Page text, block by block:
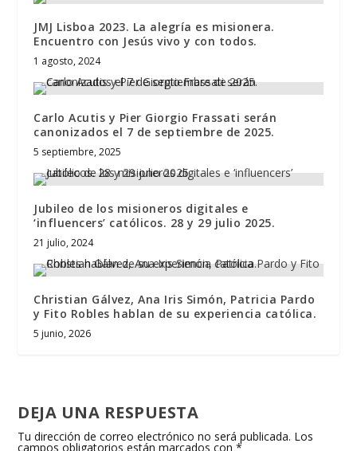
JMJ Lisboa 2023. La alegría es misionera.
Encuentro con Jesús vivo y con todos.
1 agosto, 2024
Carlo Acutis y Pier Giorgio Frassati serán
canonizados el 7 de septiembre de 2025.
5 septiembre, 2025
Jubileo de los misioneros digitales e
‘influencers’ católicos. 28 y 29 julio 2025.
21 julio, 2024
Christian Gálvez, Ana Iris Simón, Patricia Pardo
y Fito Robles hablan de su experiencia católica.
5 junio, 2026
DEJA UNA RESPUESTA
Tu dirección de correo electrónico no será publicada. Los
campos obligatorios están marcados con*